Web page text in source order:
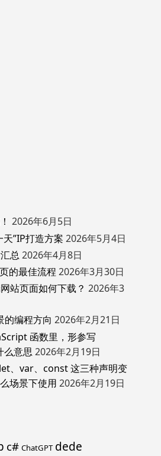
2026年6月5日
”IP打造方案 2026年5月4日
总 2026年4月8日
的最佳流程 2026年3月30日
站页面如何下载？ 2026年3
的编程方向 2026年2月21日
函数里，形参写
么意思 2026年2月19日
、var、const 这三种声明变
场景下使用 2026年2月19日
c# ChatGPT dede